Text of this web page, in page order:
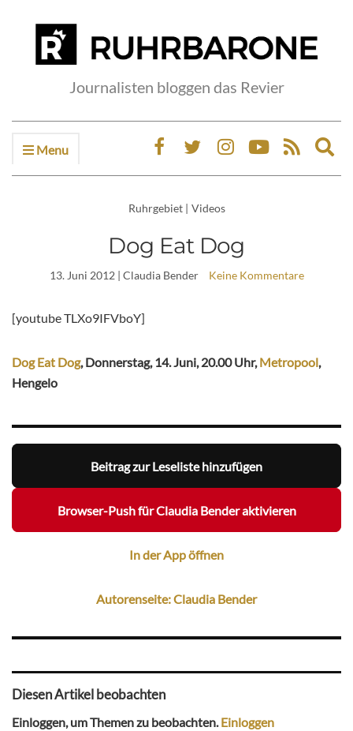
Journalisten bloggen das Revier
Menu
Ruhrgebiet | Videos
Dog Eat Dog
13. Juni 2012| Claudia Bender Keine Kommentare
[youtube TLXo9IFVboY]
Dog Eat Dog, Donnerstag, 14. Juni, 20.00 Uhr,Metropool,
Hengelo
Beitrag zur Leseliste hinzufügen
Browser-Push für Claudia Bender aktivieren
In der App öffnen
Autorenseite: Claudia Bender
Diesen Artikel beobachten
Einloggen, um Themen zu beobachten.Einloggen